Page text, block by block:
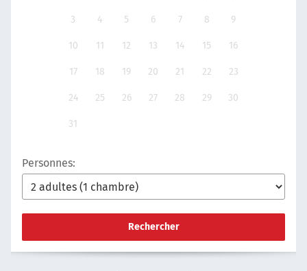
3 4 5 6 7 8 9
10 11 12 13 14 15 16
17 18 19 20 21 22 23
24 25 26 27 28 29 30
31
Personnes:
Rechercher